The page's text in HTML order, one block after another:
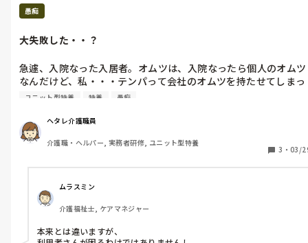
愚痴
大失敗した・・？
急遽、入院なった入居者。オムツは、入院なったら個人のオムツ
なんだけど、私・・・テンパって会社のオムツを持たせてしまっ
た😵💧
ユニット型特養 特養 愚痴
ヘタレ介護職員
介護職・ヘルパー, 実務者研修, ユニット型特養
3 ・ 03/
ムラスミン
介護福祉士, ケアマネジャー
本来とは違いますが、